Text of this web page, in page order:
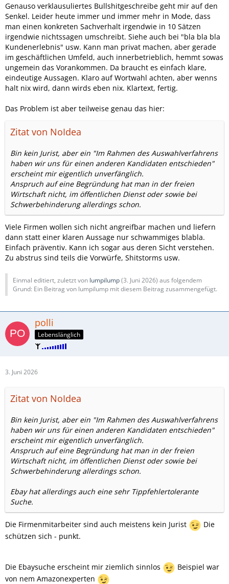
Genauso verklausuliertes Bullshitgeschreibe geht mir auf den
Senkel. Leider heute immer und immer mehr in Mode, dass
man einen konkreten Sachverhalt irgendwie in 10 Sätzen
irgendwie nichtssagen umschreibt. Siehe auch bei "bla bla bla
Kundenerlebnis" usw. Kann man privat machen, aber gerade
im geschäftlichen Umfeld, auch innerbetrieblich, hemmt sowas
ungemein das Vorankommen. Da braucht es einfach klare,
eindeutige Aussagen. Klaro auf Wortwahl achten, aber wenns
halt nix wird, dann wirds eben nix. Klartext, fertig.
Das Problem ist aber teilweise genau das hier:
Zitat von NoIdea
Bin kein Jurist, aber ein "Im Rahmen des Auswahlverfahrens
haben wir uns für einen anderen Kandidaten entschieden"
erscheint mir eigentlich unverfänglich.
Anspruch auf eine Begründung hat man in der freien
Wirtschaft nicht, im öffentlichen Dienst oder sowie bei
Schwerbehinderung allerdings schon.
Viele Firmen wollen sich nicht angreifbar machen und liefern
dann statt einer klaren Aussage nur schwammiges blabla.
Einfach präventiv. Kann ich sogar aus deren Sicht verstehen.
Zu abstrus sind teils die Vorwürfe, Shitstorms usw.
Einmal editiert, zuletzt von lumpilump(3. Juni 2026) aus folgendem
Grund: Ein Beitrag von lumpilump mit diesem Beitrag zusammengefügt.
polli
Lebenslänglich
3. Juni 2026
Zitat von NoIdea
Bin kein Jurist, aber ein "Im Rahmen des Auswahlverfahrens
haben wir uns für einen anderen Kandidaten entschieden"
erscheint mir eigentlich unverfänglich.
Anspruch auf eine Begründung hat man in der freien
Wirtschaft nicht, im öffentlichen Dienst oder sowie bei
Schwerbehinderung allerdings schon.
Ebay hat allerdings auch eine sehr Tippfehlertolerante
Suche.
Die Firmenmitarbeiter sind auch meistens kein Jurist
Die
schützen sich - punkt.
Die Ebaysuche erscheint mir ziemlich sinnlos
Beispiel war
von nem Amazonexperten